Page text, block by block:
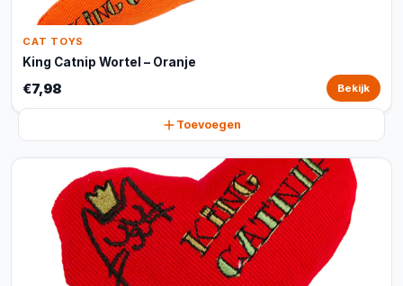
CAT TOYS
King Catnip Wortel – Oranje
€7,98 Bekijk
Toevoegen